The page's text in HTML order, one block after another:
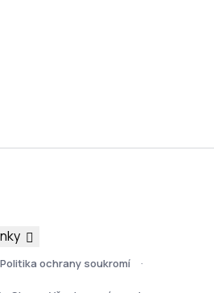
Politika ochrany soukromí